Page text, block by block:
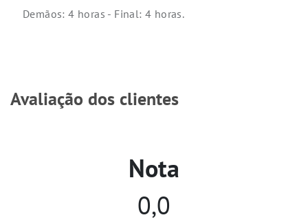
Demãos: 4 horas - Final: 4 horas.
Avaliação dos clientes
Nota
0,0